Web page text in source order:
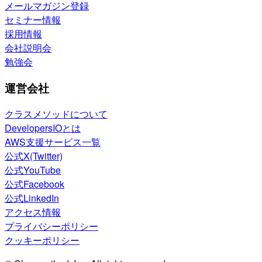
メールマガジン登録
セミナー情報
採用情報
会社説明会
勉強会
運営会社
クラスメソッドについて
DevelopersIOとは
AWS支援サービス一覧
公式X(Twitter)
公式YouTube
公式Facebook
公式LinkedIn
アクセス情報
プライバシーポリシー
クッキーポリシー